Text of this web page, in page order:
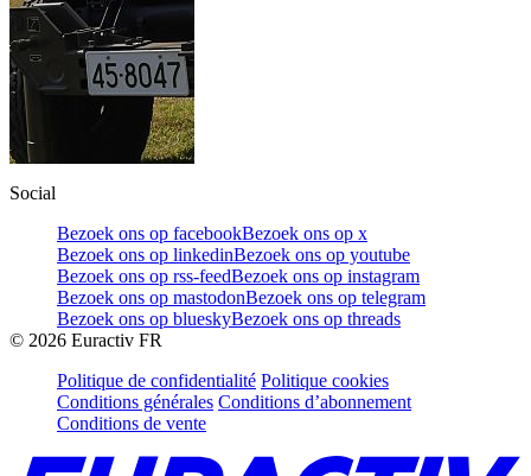
Social
Bezoek ons op facebookBezoek ons op x
Bezoek ons op linkedinBezoek ons op youtube
Bezoek ons op rss-feedBezoek ons op instagram
Bezoek ons op mastodonBezoek ons op telegram
Bezoek ons op blueskyBezoek ons op threads
© 2026 Euractiv FR
Politique de confidentialité Politique cookies
Conditions générales Conditions d’abonnement
Conditions de vente